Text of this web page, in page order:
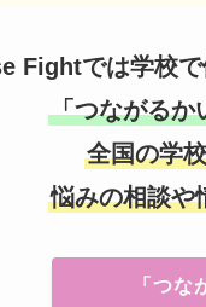
Fightでは学校
「つながるか
全国の学
悩みの相談や
「つな